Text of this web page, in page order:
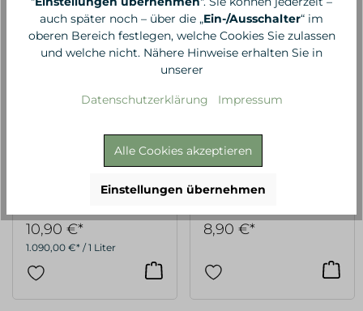
Roll-On Leichter Lernen,
1.090,00 €* / 1 Liter
10,90 €*
Primavera
Träum Süß, 5 ml
8,90 €*
auch später noch – über die „Ein-/Ausschalter“ im
oberen Bereich festlegen, welche Cookies Sie zulassen
und welche nicht. Nähere Hinweise erhalten Sie in
unserer
Datenschutzerklärung Impressum
Alle Cookies akzeptieren
Einstellungen übernehmen